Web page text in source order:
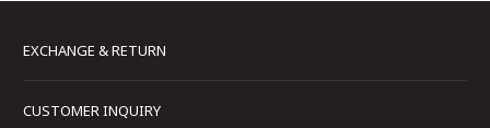
EXCHANGE & RETURN
CUSTOMER INQUIRY